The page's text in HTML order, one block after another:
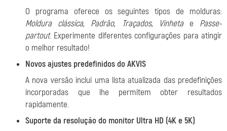
O programa oferece os seguintes tipos de molduras:
Moldura clássica, Padrão, Traçados, Vinhetae Passe-
partout. Experimente diferentes configurações para atingir
o melhor resultado!
Novos ajustes predefinidos do AKVIS
A nova versão inclui uma lista atualizada das predefinições
incorporadas que lhe permitem obter resultados
rapidamente.
Suporte da resolução do monitor Ultra HD (4K e 5K)